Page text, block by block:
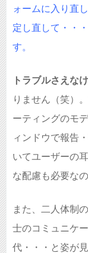
ォームに入り直
定し直して・・
す。
トラブルさえな
りません（笑）
ーティングのモ
ィンドウで報告
いてユーザーの
な配慮も必要なの
また、二人体制
士のコミュニケ
代・・・と姿が